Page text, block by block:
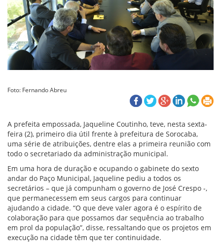
Foto: Fernando Abreu
A prefeita empossada, Jaqueline Coutinho, teve, nesta sexta-
feira (2), primeiro dia útil frente à prefeitura de Sorocaba,
uma série de atribuições, dentre elas a primeira reunião com
todo o secretariado da administração municipal.
Em uma hora de duração e ocupando o gabinete do sexto
andar do Paço Municipal, Jaqueline pediu a todos os
secretários – que já compunham o governo de José Crespo -,
que permanecessem em seus cargos para continuar
ajudando a cidade. “O que deve valer agora é o espírito de
colaboração para que possamos dar sequência ao trabalho
em prol da população”, disse, ressaltando que os projetos em
execução na cidade têm que ter continuidade.